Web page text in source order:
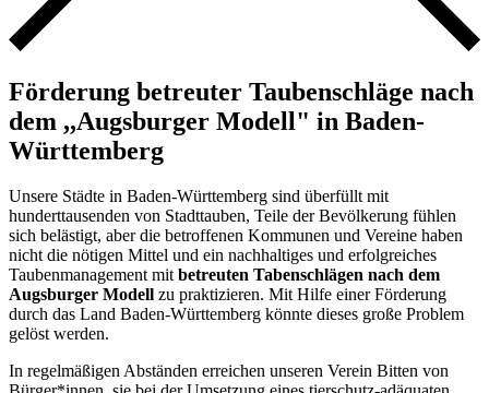
Förderung betreuter Taubenschläge nach
dem ,,Augsburger Modell" in Baden-
Württemberg
Unsere Städte in Baden-Württemberg sind überfüllt mit
hunderttausenden von Stadttauben, Teile der Bevölkerung fühlen
sich belästigt, aber die betroffenen Kommunen und Vereine haben
nicht die nötigen Mittel und ein nachhaltiges und erfolgreiches
Taubenmanagement mitbetreuten Tabenschlägen nach dem
Augsburger Modell zu praktizieren. Mit Hilfe einer Förderung
durch das Land Baden-Württemberg könnte dieses große Problem
gelöst werden.
In regelmäßigen Abständen erreichen unseren Verein Bitten von